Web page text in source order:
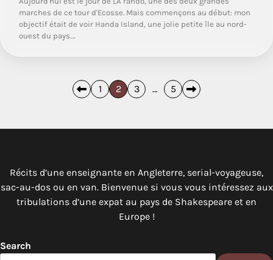
marches de ce tour d'Ecosse. Mais commençons au début: mon
objectif était de voir Handa Island, une jolie petite île au nord-
ouest du pays.…
1 2 3 … 5
Récits d’une enseignante en Angleterre, serial-voyageuse,
sac-au-dos ou en van. Bienvenue si vous vous intéressez aux
tribulations d’une expat au pays de Shakespeare et en
Europe !
Search